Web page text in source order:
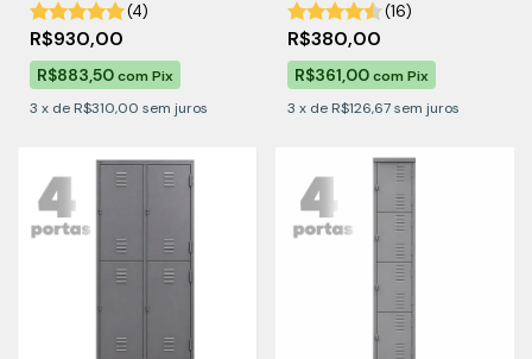
(4)
R$930,00
R$883,50comPix
3 x de R$310,00 sem juros
(16)
R$380,00
R$361,00com Pix
3 x de R$126,67 sem juros